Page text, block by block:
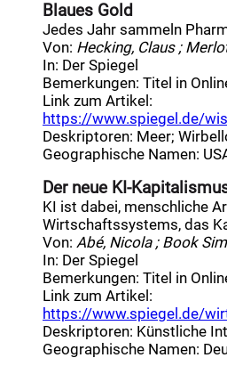
Blaues Gold
Jedes Jahr sammeln
Von: Hecking, Claus ;
In: Der Spiegel
Bemerkungen: Titel in
Link zum Artikel:
https://www.spiegel.de/
Deskriptoren: Meer;
Geographische Namen:
Der neue KI-
KI ist dabei, menschliche
Wirtschaftssystems, das
Von: Abé, Nicola ; Book
In: Der Spiegel
Bemerkungen: Titel in
Link zum Artikel:
https://www.spiegel.de/
Deskriptoren: Künstliche
Geographische Namen: